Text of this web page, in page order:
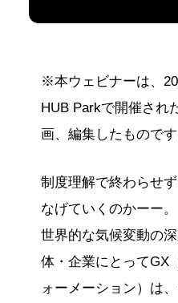
※本ウェビナーは、
HUB Parkで開催され
画、編集したものです
制度理解で終わらせ
なげていくのかーー。
世界的な気候変動の
体・企業にとってGX
ォーメーション）は